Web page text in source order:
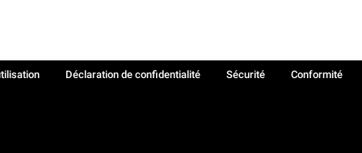
Déclaration de confidentialité Sécurité
Conformité